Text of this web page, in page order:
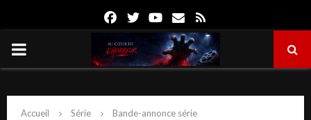
FacebookTwitterYoutube
Email
PRIMARY
Accueil Série
Bande-annonce série